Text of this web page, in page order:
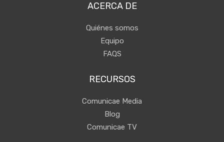
ACERCA DE
Quiénes somos
Equipo
FAQS
RECURSOS
Comunicae Media
Blog
Comunicae TV